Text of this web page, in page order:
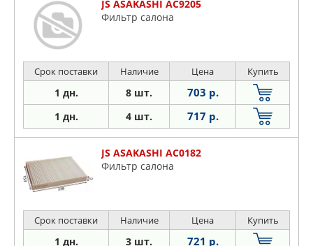
JS ASAKASHI AC9205
Фильтр салона
Срок поставки Наличие Цена Купить
1 дн. 8 шт. 703 р.
1 дн. 4 шт. 717 р.
JS ASAKASHI AC0182
Фильтр салона
Срок поставки Наличие Цена Купить
1 дн. 3 шт. 721 р.